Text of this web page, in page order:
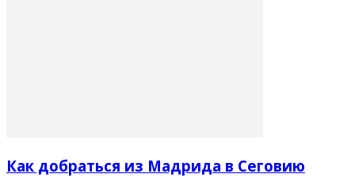
Как добраться из Мадрида в Сеговию